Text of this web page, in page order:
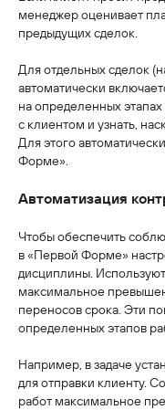
менеджер оценивает
предыдущих сделок.
Для отдельных сделок
автоматически
на определенных
с клиентом и узнать,
Для этого
Форме».
Автоматизация
Чтобы обеспечить
в «Первой Форме»
дисциплины.
максимальное
переносов срока. Эти
определенных этапов
Например, в задаче
для отправки клиенту.
работ максимальное